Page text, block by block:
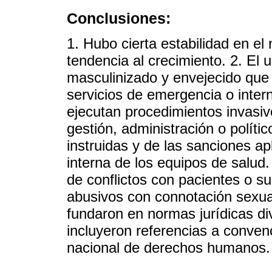
Conclusiones:
1. Hubo cierta estabilidad en
tendencia al crecimiento. 2. El
masculinizado y envejecido
servicios de emergencia o
ejecutan procedimientos
gestión, administración o
instruidas y de las sanciones
interna de los equipos de
de conflictos con pacientes o
abusivos con connotación
fundaron en normas jurídicas
incluyeron referencias a
nacional de derechos humanos.